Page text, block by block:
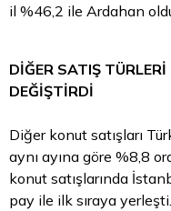
il %46,2 ile Ardahan
DİĞER SATIŞ
DEĞİŞTİRDİ
Diğer konut satışları
aynı ayına göre %8,8
konut satışlarında
pay ile ilk sıraya